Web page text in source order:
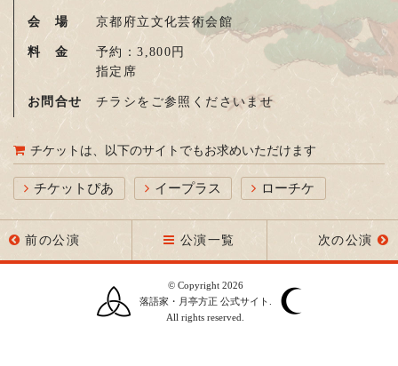
会 場 京都府立文化芸術会館
料 金
予約：3,800円
指定席
お問合せ チラシをご参照くださいませ
チケットは、以下のサイトでもお求めいただけます
チケットぴあ イープラス ローチケ
前の公演 公演一覧 次の公演
© Copyright 2026
落語家・月亭方正 公式サイト.
All rights reserved.